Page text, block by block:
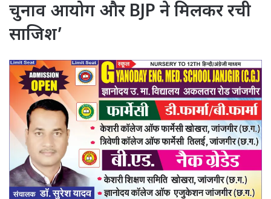
चुनाव आयोग और BJP ने मिलकर रची
साजिश’